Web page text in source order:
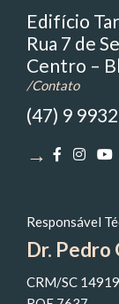
Edifício
Rua 7 de
Centro –
/Contato
(47) 9
→
Responsável
Dr. Pedro
CRM/SC 14919